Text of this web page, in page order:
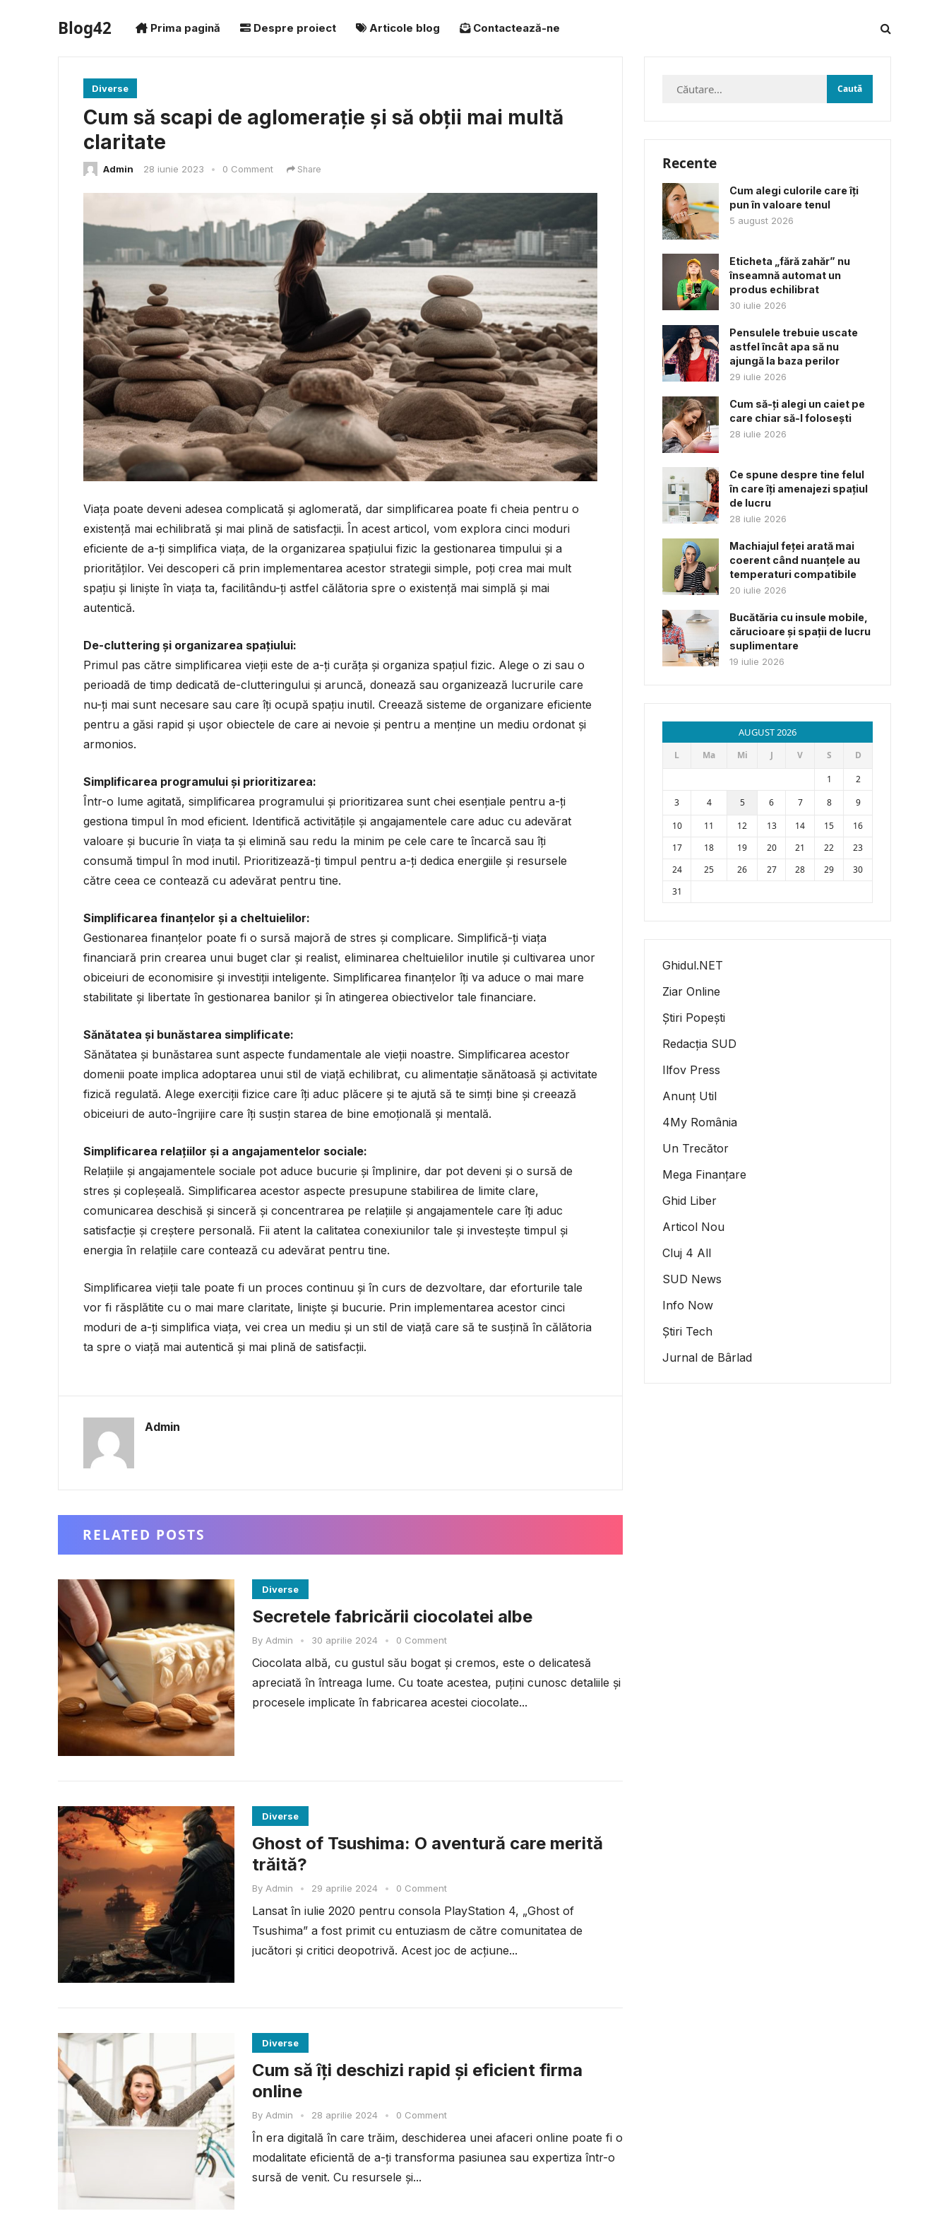
Blog42 Prima pagină Despre proiect Articole blog Contactează-ne
Diverse
Cum să scapi de aglomerație și să obții mai multă
claritate
Admin 28 iunie 2023 • 0 Comment Share
Viața poate deveni adesea complicată și aglomerată, dar simplificarea poate fi cheia pentru o
existență mai echilibrată și mai plină de satisfacții. În acest articol, vom explora cinci moduri
eficiente de a-ți simplifica viața, de la organizarea spațiului fizic la gestionarea timpului și a
priorităților. Vei descoperi că prin implementarea acestor strategii simple, poți crea mai mult
spațiu și liniște în viața ta, facilitându-ți astfel călătoria spre o existență mai simplă și mai
autentică.
De-cluttering și organizarea spațiului:
Primul pas către simplificarea vieții este de a-ți curăța și organiza spațiul fizic. Alege o zi sau o
perioadă de timp dedicată de-clutteringului și aruncă, donează sau organizează lucrurile care
nu-ți mai sunt necesare sau care îți ocupă spațiu inutil. Creează sisteme de organizare eficiente
pentru a găsi rapid și ușor obiectele de care ai nevoie și pentru a menține un mediu ordonat și
armonios.
Simplificarea programului și prioritizarea:
Într-o lume agitată, simplificarea programului și prioritizarea sunt chei esențiale pentru a-ți
gestiona timpul în mod eficient. Identifică activitățile și angajamentele care aduc cu adevărat
valoare și bucurie în viața ta și elimină sau redu la minim pe cele care te încarcă sau îți
consumă timpul în mod inutil. Prioritizează-ți timpul pentru a-ți dedica energiile și resursele
către ceea ce contează cu adevărat pentru tine.
Simplificarea finanțelor și a cheltuielilor:
Gestionarea finanțelor poate fi o sursă majoră de stres și complicare. Simplifică-ți viața
financiară prin crearea unui buget clar și realist, eliminarea cheltuielilor inutile și cultivarea unor
obiceiuri de economisire și investiții inteligente. Simplificarea finanțelor îți va aduce o mai mare
stabilitate și libertate în gestionarea banilor și în atingerea obiectivelor tale financiare.
Sănătatea și bunăstarea simplificate:
Sănătatea și bunăstarea sunt aspecte fundamentale ale vieții noastre. Simplificarea acestor
domenii poate implica adoptarea unui stil de viață echilibrat, cu alimentație sănătoasă și activitate
fizică regulată. Alege exerciții fizice care îți aduc plăcere și te ajută să te simți bine și creează
obiceiuri de auto-îngrijire care îți susțin starea de bine emoțională și mentală.
Simplificarea relațiilor și a angajamentelor sociale:
Relațiile și angajamentele sociale pot aduce bucurie și împlinire, dar pot deveni și o sursă de
stres și copleșeală. Simplificarea acestor aspecte presupune stabilirea de limite clare,
comunicarea deschisă și sinceră și concentrarea pe relațiile și angajamentele care îți aduc
satisfacție și creștere personală. Fii atent la calitatea conexiunilor tale și investește timpul și
energia în relațiile care contează cu adevărat pentru tine.
Simplificarea vieții tale poate fi un proces continuu și în curs de dezvoltare, dar eforturile tale
vor fi răsplătite cu o mai mare claritate, liniște și bucurie. Prin implementarea acestor cinci
moduri de a-ți simplifica viața, vei crea un mediu și un stil de viață care să te susțină în călătoria
ta spre o viață mai autentică și mai plină de satisfacții.
Admin
RELATED POSTS
Diverse
Secretele fabricării ciocolatei albe
By Admin • 30 aprilie 2024 • 0 Comment
Ciocolata albă, cu gustul său bogat și cremos, este o delicatesă
apreciată în întreaga lume. Cu toate acestea, puțini cunosc detaliile și
procesele implicate în fabricarea acestei ciocolate...
Diverse
Ghost of Tsushima: O aventură care merită
trăită?
By Admin • 29 aprilie 2024 • 0 Comment
Lansat în iulie 2020 pentru consola PlayStation 4, „Ghost of
Tsushima” a fost primit cu entuziasm de către comunitatea de
jucători și critici deopotrivă. Acest joc de acțiune...
Diverse
Cum să îți deschizi rapid și eficient firma
online
By Admin • 28 aprilie 2024 • 0 Comment
În era digitală în care trăim, deschiderea unei afaceri online poate fi o
modalitate eficientă de a-ți transforma pasiunea sau expertiza într-o
sursă de venit. Cu resursele și...
Caută
Recente
Cum alegi culorile care îți
pun în valoare tenul
5 august 2026
Eticheta „fără zahăr” nu
înseamnă automat un
produs echilibrat
30 iulie 2026
Pensulele trebuie uscate
astfel încât apa să nu
ajungă la baza perilor
29 iulie 2026
Cum să-ți alegi un caiet pe
care chiar să-l folosești
28 iulie 2026
Ce spune despre tine felul
în care îți amenajezi spațiul
de lucru
28 iulie 2026
Machiajul feței arată mai
coerent când nuanțele au
temperaturi compatibile
20 iulie 2026
Bucătăria cu insule mobile,
cărucioare și spații de lucru
suplimentare
19 iulie 2026
AUGUST 2026
L Ma Mi J V S
D
1
2
3
4 5 6 7 8
9
10
11 12 13 14 15
16
17
18 19 20 21 22
23
24
25 26 27 28 29
30
31
Ghidul.NET
Ziar Online
Știri Popești
Redacția SUD
Ilfov Press
Anunț Util
4My România
Un Trecător
Mega Finanțare
Ghid Liber
Articol Nou
Cluj 4 All
SUD News
Info Now
Știri Tech
Jurnal de Bârlad